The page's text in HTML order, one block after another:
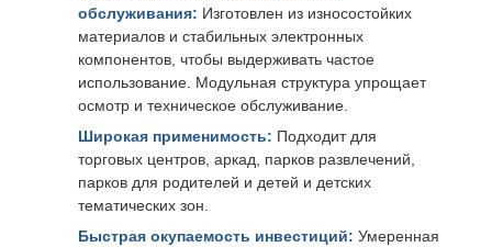
обслуживания: Изготовлен из износостойких
материалов и стабильных электронных
компонентов, чтобы выдерживать частое
использование. Модульная структура упрощает
осмотр и техническое обслуживание.
Широкая применимость: Подходит для
торговых центров, аркад, парков развлечений,
парков для родителей и детей и детских
тематических зон.
Быстрая окупаемость инвестиций: Умеренная